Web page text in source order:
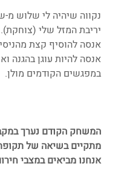
נקווה שיהיה לי שלוש מ-
יריבת המזל שלי
אנסה להוסיף קצת
אנסה להיות עוגן בהגנה
במפגשים הקודמים מולן.
המשחק הקודם נערך
מתקיים בשיאה של
אנחנו מביאים במצבי